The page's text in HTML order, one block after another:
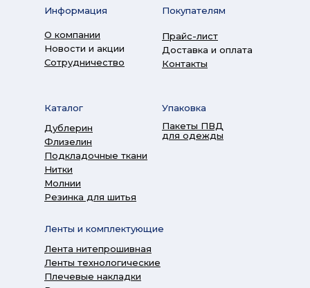
Информация
О компании
Новости и акции
Сотрудничество
Покупателям
Прайс-лист
Доставка и оплата
Контакты
Каталог
Дублерин
Флизелин
Подкладочные ткани
Нитки
Молнии
Резинка для шитья
Ленты и комплектующие
Лента нитепрошивная
Ленты технологические
Плечевые накладки
Упаковка
Пакеты ПВД
для одежды